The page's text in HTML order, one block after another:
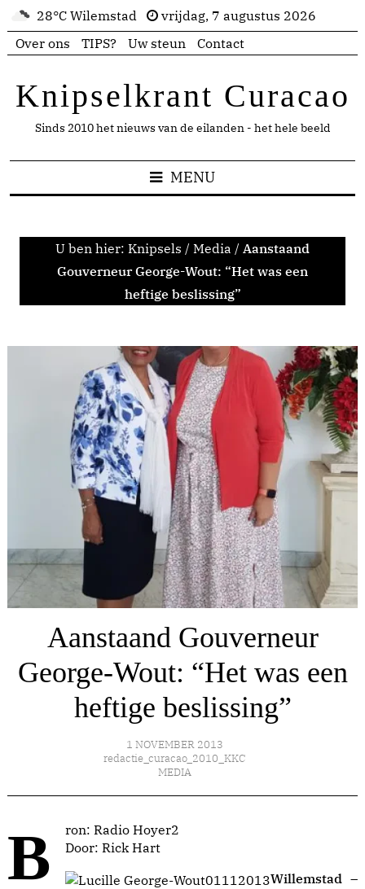
28°C Wilemstad
vrijdag, 7 augustus 2026
Over ons
TIPS? Uw steun Contact
Knipselkrant Curacao
Sinds 2010 het nieuws van de eilanden - het hele beeld
MENU
U ben hier: Knipsels / Media / Aanstaand
Gouverneur George-Wout: “Het was een
heftige beslissing”
Aanstaand Gouverneur
George-Wout: “Het was een
heftige beslissing”
1 NOVEMBER 2013
redactie_curacao_2010_KKC
MEDIA
Bron: Radio Hoyer2
Door: Rick Hart
Willemstad –